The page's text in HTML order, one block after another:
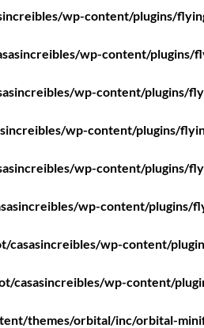
wp-content/plugins/
wp-content/plugins/
wp-content/plugins/
wp-content/plugins/
wp-content/plugins/
wp-content/plugins/
wp-content/
casasincreibles/wp-content/
themes/orbital/inc/orbital-